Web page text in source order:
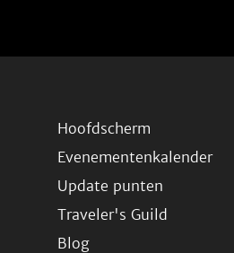
Hoofdscherm
Evenementenkalender
Update punten
Traveler's Guild
Blog